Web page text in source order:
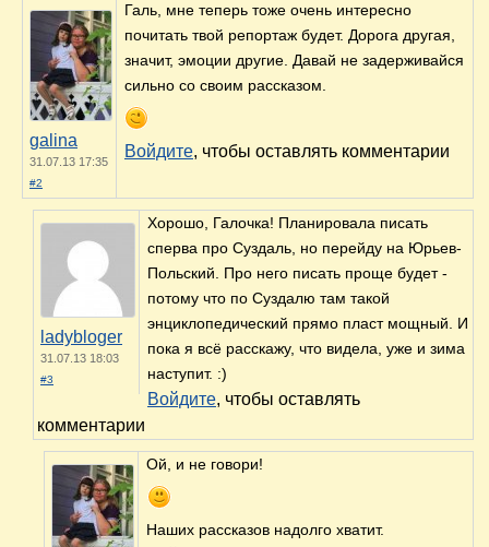
galina
31.07.13 17:35
#2
Галь, мне теперь тоже очень интересно
почитать твой репортаж будет. Дорога другая,
значит, эмоции другие. Давай не задерживайся
сильно со своим рассказом.
Войдите, чтобы оставлять комментарии
ladybloger
31.07.13 18:03
#3
Хорошо, Галочка! Планировала писать
сперва про Суздаль, но перейду на Юрьев-
Польский. Про него писать проще будет -
потому что по Суздалю там такой
энциклопедический прямо пласт мощный. И
пока я всё расскажу, что видела, уже и зима
наступит. :)
Войдите, чтобы оставлять
комментарии
Ой, и не говори!
Наших рассказов надолго хватит.